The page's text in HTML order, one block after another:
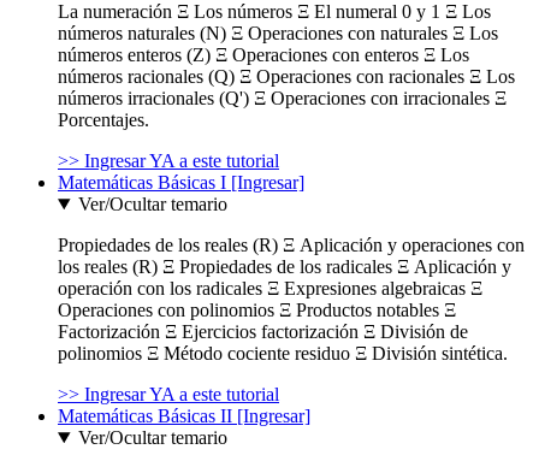
La numeración Ξ Los números Ξ El numeral 0 y 1 Ξ Los
números naturales (N) Ξ Operaciones con naturales Ξ Los
números enteros (Z) Ξ Operaciones con enteros Ξ Los
números racionales (Q) Ξ Operaciones con racionales Ξ Los
números irracionales (Q') Ξ Operaciones con irracionales Ξ
Porcentajes.
>> Ingresar YA a este tutorial
Matemáticas Básicas I [Ingresar]
Ver/Ocultar temario
Propiedades de los reales (R) Ξ Aplicación y operaciones con
los reales (R) Ξ Propiedades de los radicales Ξ Aplicación y
operación con los radicales Ξ Expresiones algebraicas Ξ
Operaciones con polinomios Ξ Productos notables Ξ
Factorización Ξ Ejercicios factorización Ξ División de
polinomios Ξ Método cociente residuo Ξ División sintética.
>> Ingresar YA a este tutorial
Matemáticas Básicas II [Ingresar]
Ver/Ocultar temario